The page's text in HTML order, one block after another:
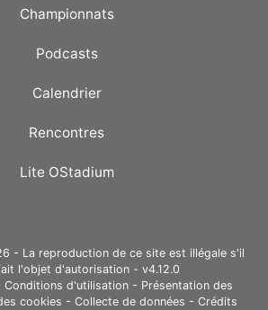
Championnats
Podcasts
Calendrier
Rencontres
Lite OStadium
- La reproduction de ce site est illégale s'il
l'objet d'autorisation - v4.12.0
Conditions d'utilisation- Présentation des
cookies - Collecte de données - Crédits